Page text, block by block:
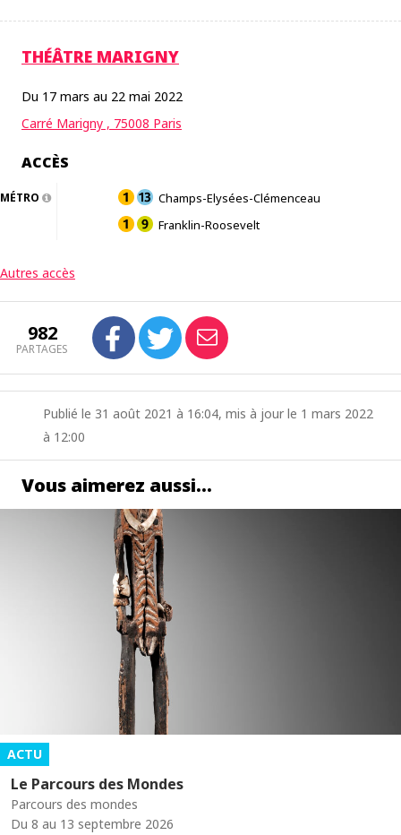
THÉÂTRE MARIGNY
Du 17 mars au 22 mai 2022
Carré Marigny , 75008 Paris
ACCÈS
MÉTRO
Champs-Elysées-Clémenceau
Franklin-Roosevelt
Autres accès
982
PARTAGES
Publié le 31 août 2021 à 16:04, mis à jour le 1 mars 2022
à 12:00
Vous aimerez aussi…
ACTU
Le Parcours des Mondes
Parcours des mondes
Du 8 au 13 septembre 2026